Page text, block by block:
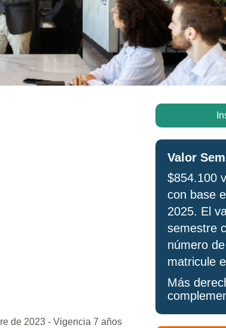
de 2023 - Vigencia 7 años
Valor
$854.100
con base
2025. El
semestre
número
matricule
Más